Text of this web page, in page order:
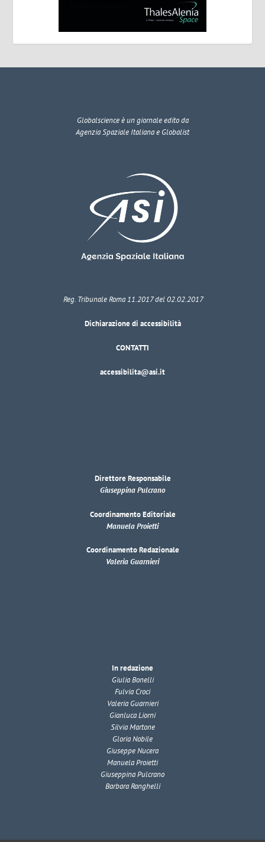
Globalscienceè un giornale edito da
Agenzia Spaziale Italiana e Globalist
Reg. Tribunale Roma 11.2017 del 02.02.2017
Dichiarazione di accessibilità
CONTATTI
accessibilita@asi.it
Direttore Responsabile
Giuseppina Pulcrano
Coordinamento Editoriale
Manuela Proietti
Coordinamento Redazionale
Valeria Guarnieri
In redazione
Giulia Bonelli
Fulvia Croci
Valeria Guarnieri
Gianluca Liorni
Silvia Martone
Gloria Nobile
Giuseppe Nucera
Manuela Proietti
Giuseppina Pulcrano
Barbara Ranghelli